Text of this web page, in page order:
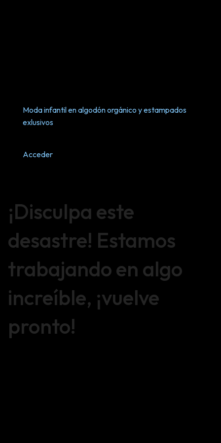
Moda infantil en algodón orgánico y estampados
exlusivos
Acceder
¡Disculpa este
desastre! Estamos
trabajando en algo
increíble, ¡vuelve
pronto!